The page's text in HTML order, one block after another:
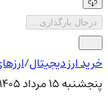
درحال بارگذاری...
خرید ارز دیجیتال/
پنجشنبه ۱۵ مرداد ۱۴۰۵